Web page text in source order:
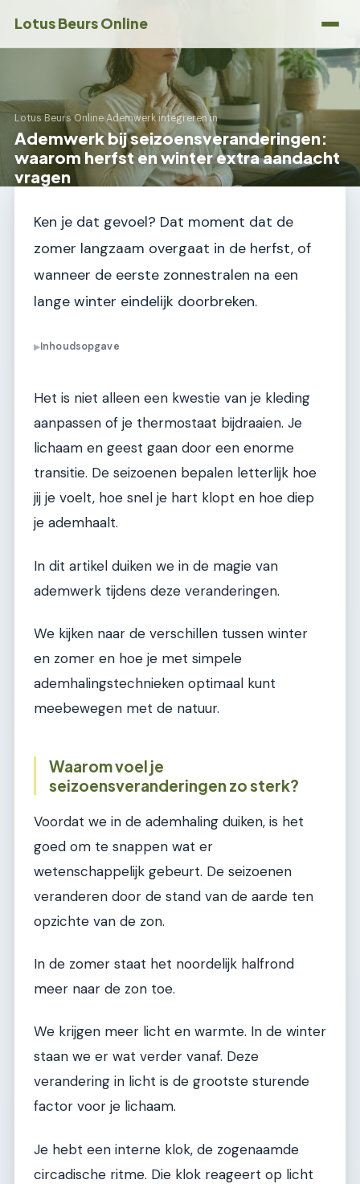
Lotus Beurs Online
Lotus Beurs Online›Ademwerk integreren in
Ademwerk bij seizoensveranderingen:
waarom herfst en winter extra aandacht
vragen
Ken je dat gevoel? Dat moment dat de
zomer langzaam overgaat in de herfst, of
wanneer de eerste zonnestralen na een
lange winter eindelijk doorbreken.
▶Inhoudsopgave
Het is niet alleen een kwestie van je kleding
aanpassen of je thermostaat bijdraaien. Je
lichaam en geest gaan door een enorme
transitie. De seizoenen bepalen letterlijk hoe
jij je voelt, hoe snel je hart klopt en hoe diep
je ademhaalt.
In dit artikel duiken we in de magie van
ademwerk tijdens deze veranderingen.
We kijken naar de verschillen tussen winter
en zomer en hoe je met simpele
ademhalingstechnieken optimaal kunt
meebewegen met de natuur.
Waarom voel je
seizoensveranderingen zo sterk?
Voordat we in de ademhaling duiken, is het
goed om te snappen wat er
wetenschappelijk gebeurt. De seizoenen
veranderen door de stand van de aarde ten
opzichte van de zon.
In de zomer staat het noordelijk halfrond
meer naar de zon toe.
We krijgen meer licht en warmte. In de winter
staan we er wat verder vanaf. Deze
verandering in licht is de grootste sturende
factor voor je lichaam.
Je hebt een interne klok, de zogenaamde
circadische ritme. Die klok reageert op licht